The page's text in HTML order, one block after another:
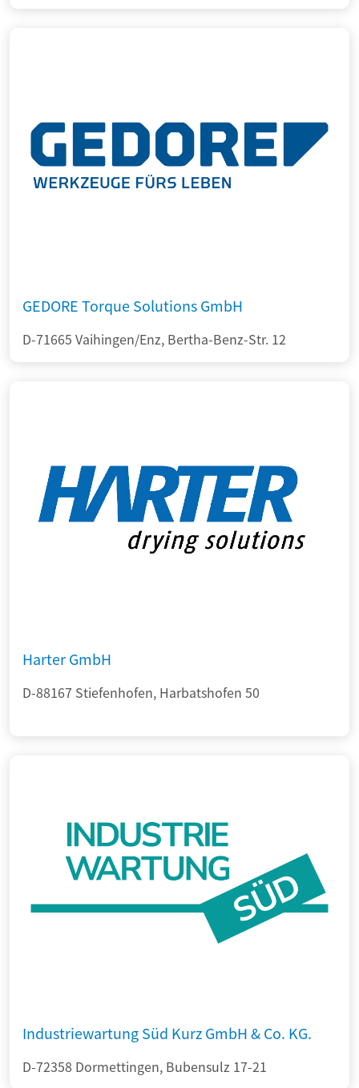
GEDORE Torque Solutions GmbH
D-71665 Vaihingen/Enz, Bertha-Benz-Str. 12
Harter GmbH
D-88167 Stiefenhofen, Harbatshofen 50
Industriewartung Süd Kurz GmbH & Co. KG.
D-72358 Dormettingen, Bubensulz 17-21